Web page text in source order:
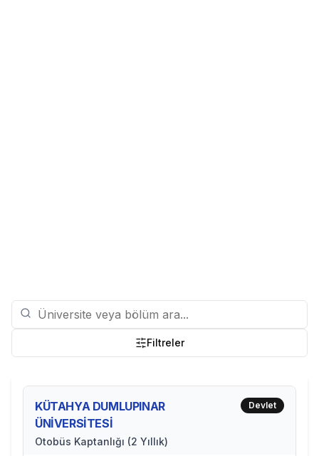
Filtreler
KÜTAHYA DUMLUPINAR
ÜNİVERSİTESİ
Otobüs Kaptanlığı (2 Yıllık)
Devlet